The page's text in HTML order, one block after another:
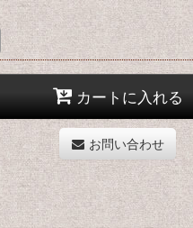
カートに入れる
お問い合わせ